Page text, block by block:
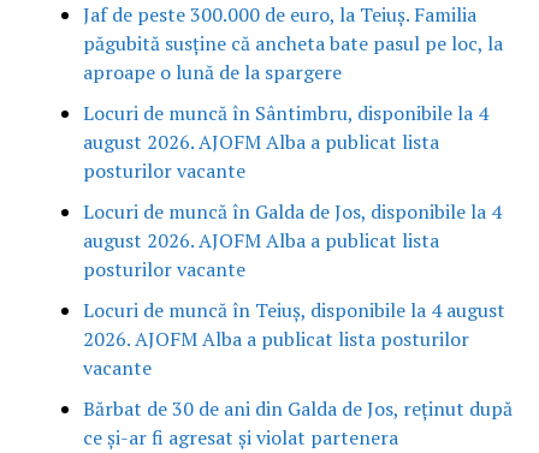
Jaf de peste 300.000 de euro, la Teiuș. Familia
păgubită susține că ancheta bate pasul pe loc, la
aproape o lună de la spargere
Locuri de muncă în Sântimbru, disponibile la 4
august 2026. AJOFM Alba a publicat lista
posturilor vacante
Locuri de muncă în Galda de Jos, disponibile la 4
august 2026. AJOFM Alba a publicat lista
posturilor vacante
Locuri de muncă în Teiuș, disponibile la 4 august
2026. AJOFM Alba a publicat lista posturilor
vacante
Bărbat de 30 de ani din Galda de Jos, reținut după
ce și-ar fi agresat și violat partenera